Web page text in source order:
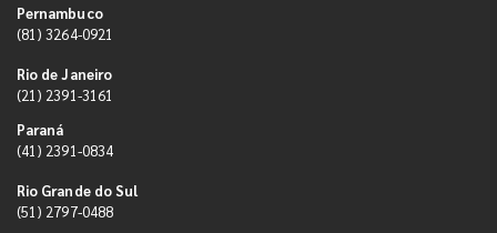
Pernambuco
(81) 3264-0921
Rio de Janeiro
(21) 2391-3161
Paraná
(41) 2391-0834
Rio Grande do Sul
(51) 2797-0488